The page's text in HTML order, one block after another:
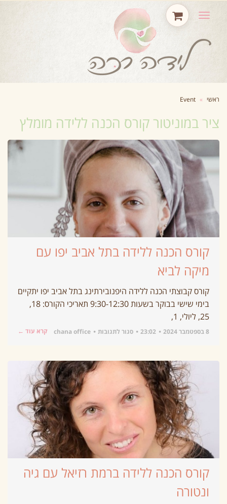
תפריט
ראשי »
Event
ציר במוניטור קורס הכנה ללידה מומלץ
קורס הכנה ללידה בתל אביב יפו עם
מיקה לביא
קורס קבוצתי הכנה ללידה היפנובירתינג בתל אביב יפו יתקיים
בימי שישי בבוקר בשעות 9:30-12:30 תאריכי הקורס: 18,
25, ליולי, 1,
8 בספטמבר 2024 23:02 סגור לתגובות chana office קרא עוד ←
קורס הכנה ללידה ברמת רזיאל עם גיה
ונטורה